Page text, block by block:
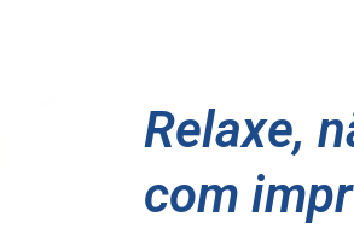
Relaxe,
com